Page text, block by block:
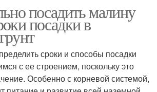
посадить малину
посадки в
сроки и способы посадки
с ее строением, поскольку это
Особенно с корневой системой,